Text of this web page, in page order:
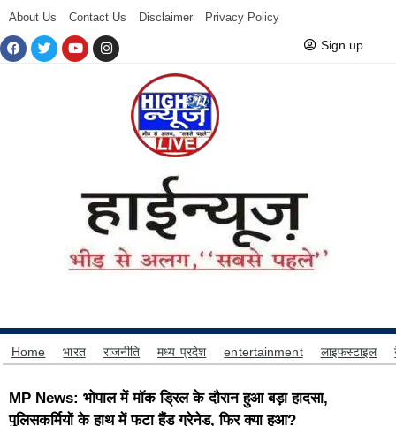
About Us Contact Us Disclaimer Privacy Policy
Sign up
Home भारत राजनीति मध्य प्रदेश entertainment लाइफस्टाइल
MP News: भोपाल में मॉक ड्रिल के दौरान हुआ बड़ा हादसा,
पुलिसकर्मियों के हाथ में फटा हैंड ग्रेनेड, फिर क्या हुआ?